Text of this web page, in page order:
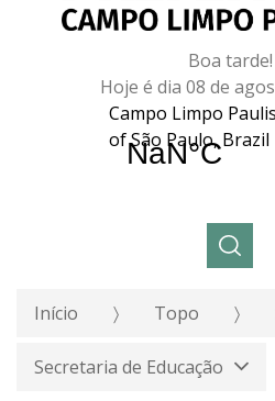
Boa tarde!
Hoje é dia 08 de
Campo Limpo
of São Paulo, Brazil
Início Topo
Secretaria de Educação